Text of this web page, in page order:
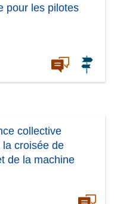
pour les pilotes
collective
la croisée de
de la machine